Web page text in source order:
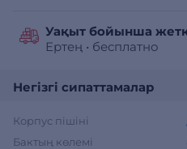
Уақыт бойынша
Ертең • бесплатно
Негізгі сипаттамалар
Корпус пішіні
Бактың көлемі